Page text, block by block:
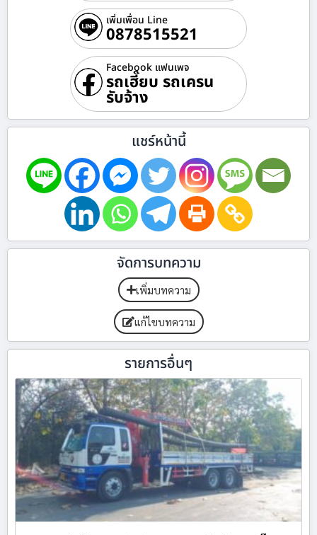
เพิ่มเพื่อน Line
0878515521
Facebook แฟนเพจ
รถเฮี๊ยบ รถเครน
รับจ้าง
แชร์หน้านี้
จัดการบทความ
เพิ่มบทความ
แก้ไขบทความ
รายการอื่นๆ